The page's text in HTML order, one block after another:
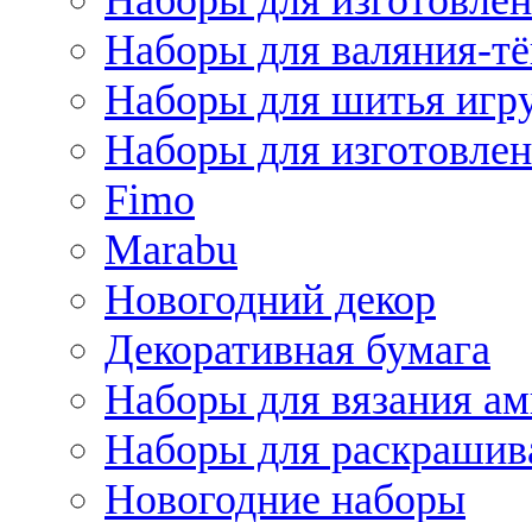
Наборы для валяния-
Наборы для шитья
Наборы для
Fimo
Marabu
Новогодний декор
Декоративная бумага
Наборы для вязания
Наборы для
Новогодние наборы